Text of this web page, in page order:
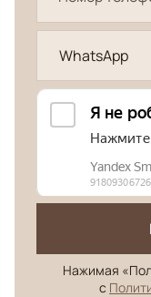
WhatsApp
Нажимая
с